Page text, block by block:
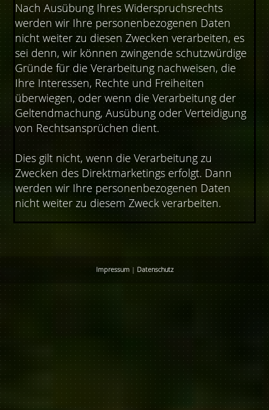
Nach Ausübung Ihres Widerspruchsrechts
werden wir Ihre personenbezogenen Daten
nicht weiter zu diesen Zwecken verarbeiten, es
sei denn, wir können zwingende schutzwürdige
Gründe für die Verarbeitung nachweisen, die
Ihre Interessen, Rechte und Freiheiten
überwiegen, oder wenn die Verarbeitung der
Geltendmachung, Ausübung oder Verteidigung
von Rechtsansprüchen dient.
Dies gilt nicht, wenn die Verarbeitung zu
Zwecken des Direktmarketings erfolgt. Dann
werden wir Ihre personenbezogenen Daten
nicht weiter zu diesem Zweck verarbeiten.
Impressum| Datenschutz